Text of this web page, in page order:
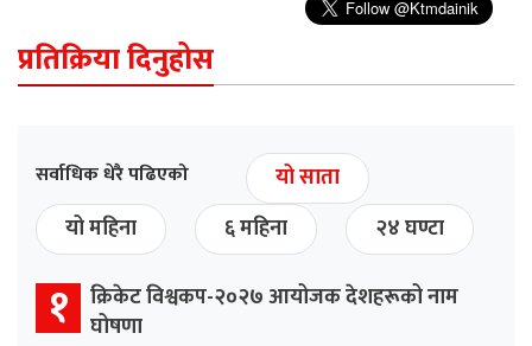
प्रतिक्रिया दिनुहोस
सर्वाधिक धेरै पढिएको
यो साता
यो महिना
६ महिना २४ घण्टा
१ क्रिकेट विश्वकप-२०२७ आयोजक देशहरूको नाम
घोषणा